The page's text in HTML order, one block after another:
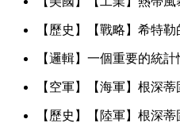
【歷史】【戰略】希特
【邏輯】一個重要的統計
【空軍】【海軍】根深蒂
【歷史】【陸軍】根深蒂